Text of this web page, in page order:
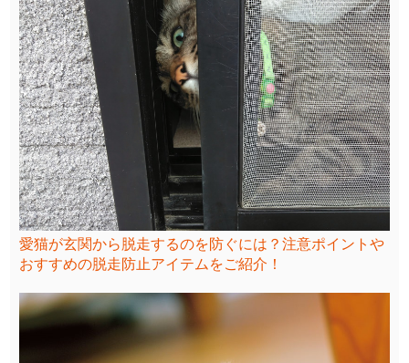
愛猫が玄関から脱走するのを防ぐには？注意ポイントや
おすすめの脱走防止アイテムをご紹介！